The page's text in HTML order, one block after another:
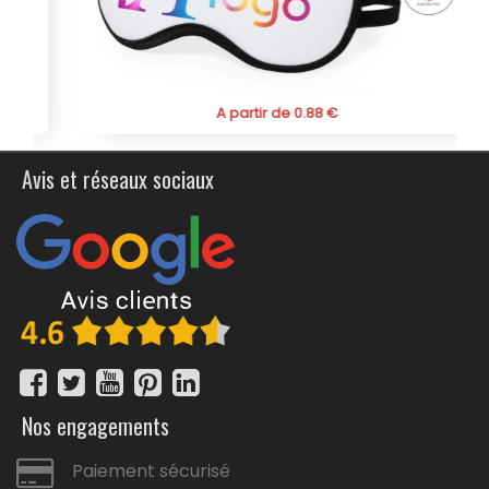
l'environnement. Commandez dès maintenant votre
masque de sommeil publicitaire personnalisé pour
voyage recyclé et profitez des avantages d'un produit
alliant confort, durabilité et visibilité pour votre marque.
A partir de 0.88 €
Avis et réseaux sociaux
Nos engagements
Paiement sécurisé